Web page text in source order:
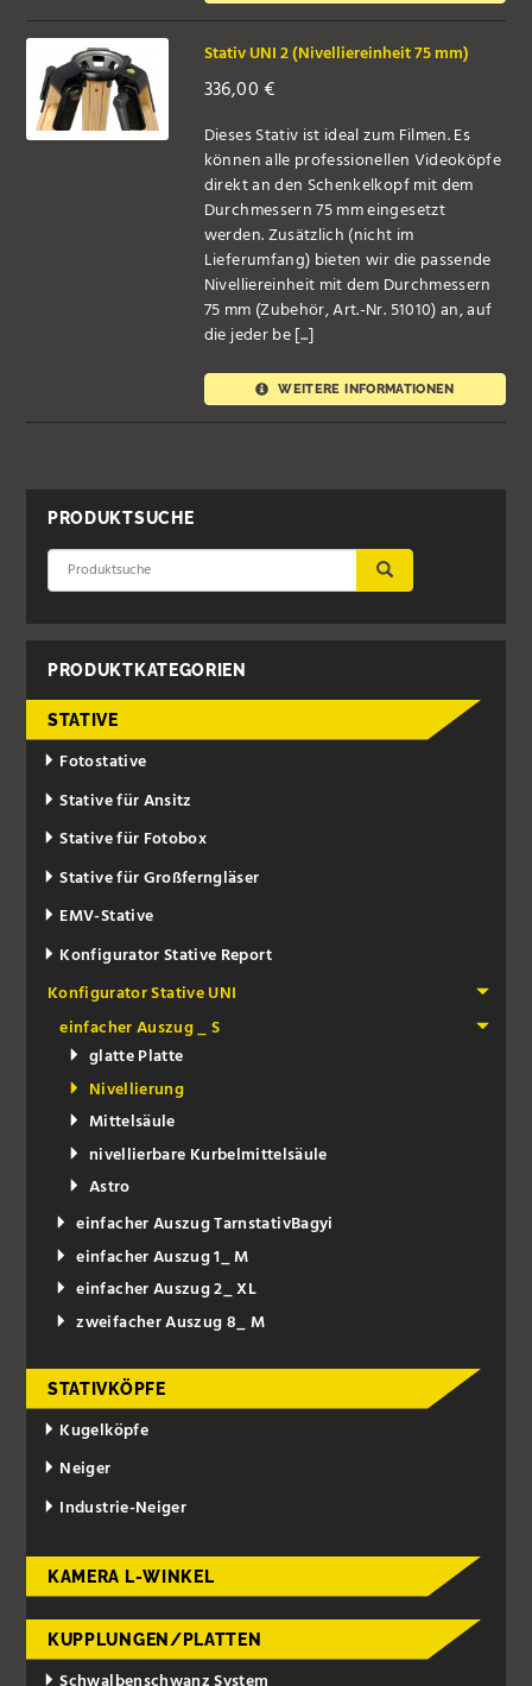
Stativ UNI 2 (Nivelliereinheit 75 mm)
336,00€
Dieses Stativ ist ideal zum Filmen. Es
können alle professionellen Videoköpfe
direkt an den Schenkelkopf mit dem
Durchmessern 75 mm eingesetzt
werden. Zusätzlich (nicht im
Lieferumfang) bieten wir die passende
Nivelliereinheit mit dem Durchmessern
75 mm (Zubehör, Art.-Nr. 51010) an, auf
die jeder be [...]
WEITERE INFORMATIONEN
PRODUKTSUCHE
PRODUKTKATEGORIEN
STATIVE
Fotostative
Stative für Ansitz
Stative für Fotobox
Stative für Großferngläser
EMV-Stative
Konfigurator Stative Report
Konfigurator Stative UNI
einfacher Auszug _ S
glatte Platte
Nivellierung
Mittelsäule
nivellierbare Kurbelmittelsäule
Astro
einfacher Auszug TarnstativBagyi
einfacher Auszug 1_ M
einfacher Auszug 2_ XL
zweifacher Auszug 8_ M
STATIVKÖPFE
Kugelköpfe
Neiger
Industrie-Neiger
KAMERA L-WINKEL
KUPPLUNGEN/PLATTEN